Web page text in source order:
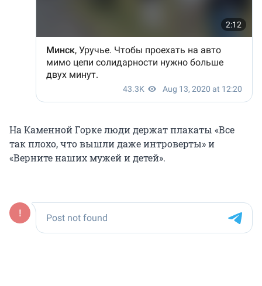
На Каменной Горке люди держат плакаты «Все
так плохо, что вышли даже интроверты» и
«Верните наших мужей и детей».